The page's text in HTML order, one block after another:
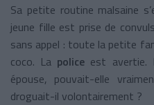
Sa petite routine malsaine
jeune fille est prise de
sans appel : toute la petite
coco. La police est avertie.
épouse, pouvait-elle
droguait-il volontairement ?